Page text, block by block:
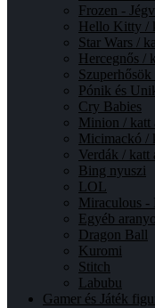
Frozen -
Hello Kitty /
Star Wars /
Hercegnős /
Pónik és
Cry Babies
Minion / katt
Micimackó /
Verdák / katt
Bing nyuszi
LOL
Miraculous -
Egyéb
Dragon Ball
Kuromi
Stitch
Labubu
Gamer és Játék